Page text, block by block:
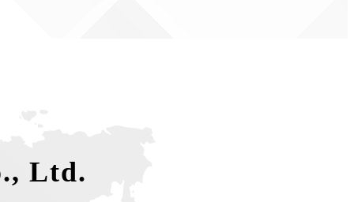
Ltd.